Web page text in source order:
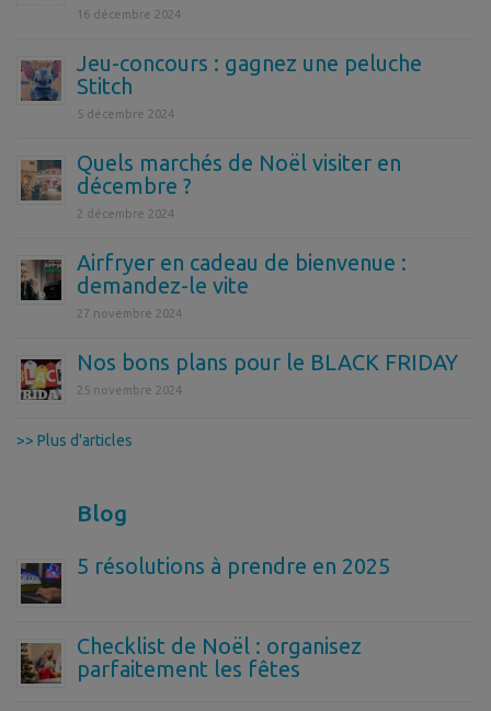
16 décembre 2024
Jeu-concours : gagnez une peluche
Stitch
5 décembre 2024
Quels marchés de Noël visiter en
décembre ?
2 décembre 2024
Airfryer en cadeau de bienvenue :
demandez-le vite
27 novembre 2024
Nos bons plans pour le BLACK FRIDAY
25 novembre 2024
>> Plus d'articles
Blog
5 résolutions à prendre en 2025
Checklist de Noël : organisez
parfaitement les fêtes